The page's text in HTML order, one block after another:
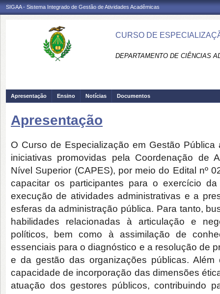
SIGAA - Sistema Integrado de Gestão de Atividades Acadêmicas
CURSO DE
DEPARTAMENTO DE CIÊNCIAS
Apresentação Ensino Notícias Documentos
Apresentação
O Curso de Especialização em Gestão
iniciativas promovidas pela Coordenação de
Nível Superior (CAPES), por meio do Edital nº
capacitar os participantes para o exercício
execução de atividades administrativas e a
esferas da administração pública. Para tanto,
habilidades relacionadas à articulação e
políticos, bem como à assimilação de
essenciais para o diagnóstico e a resolução de
e da gestão das organizações públicas.
capacidade de incorporação das dimensões
atuação dos gestores públicos, contribuindo